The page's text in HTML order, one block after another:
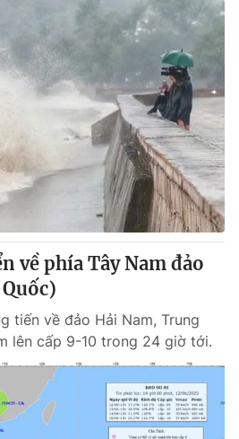
về phía Tây Nam đảo
tiến về đảo Hải Nam, Trung
lên cấp 9-10 trong 24 giờ tới.